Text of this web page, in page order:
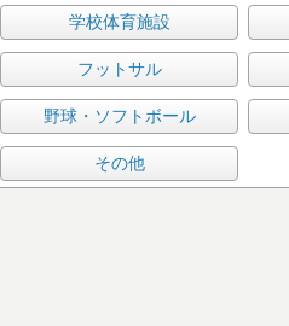
学校体育施設
フットサル
野球・ソフトボール
その他